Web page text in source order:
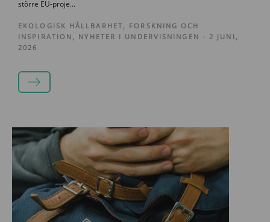
större EU-proje...
EKOLOGISK HÅLLBARHET , FORSKNING OCH
INSPIRATION , NYHETER I UNDERVISNINGEN -2 JUNI,
2026
LÄS MER